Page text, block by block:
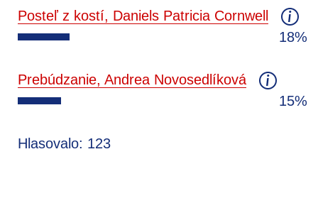
Posteľ z kostí, Daniels Patricia Cornwell
18%
Prebúdzanie, Andrea Novosedlíková
15%
Hlasovalo: 123